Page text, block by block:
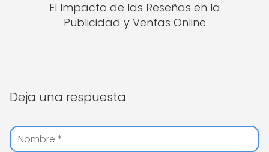
El Impacto de las Reseñas en la
Publicidad y Ventas Online
Deja una respuesta